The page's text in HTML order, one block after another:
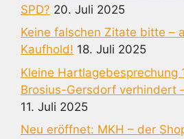
SPD? 20. Juli 2025
Keine falschen Zitate bitte –
Kaufhold! 18. Juli 2025
Kleine Hartlagebesprechung
Brosius-Gersdorf verhindert
11. Juli 2025
Neu eröffnet: MKH – der